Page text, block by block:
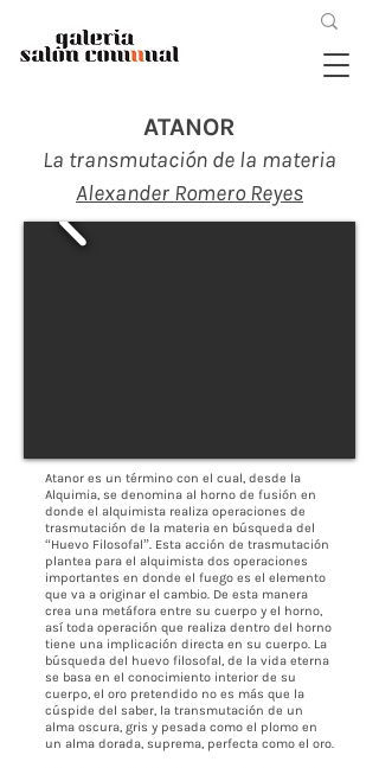
ATANOR
La transmutación de la materia
Alexander Romero Reyes
Atanor es un término con el cual, desde la
Alquimia, se denomina al horno de fusión en
donde el alquimista realiza operaciones de
trasmutación de la materia en búsqueda del
“Huevo Filosofal”. Esta acción de trasmutación
plantea para el alquimista dos operaciones
importantes en donde el fuego es el elemento
que va a originar el cambio. De esta manera
crea una metáfora entre su cuerpo y el horno,
así toda operación que realiza dentro del horno
tiene una implicación directa en su cuerpo. La
búsqueda del huevo filosofal, de la vida eterna
se basa en el conocimiento interior de su
cuerpo, el oro pretendido no es más que la
cúspide del saber, la transmutación de un
alma oscura, gris y pesada como el plomo en
un alma dorada, suprema, perfecta como el oro.